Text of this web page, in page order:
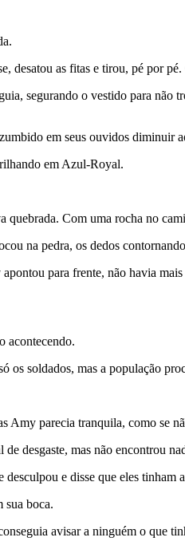
as fitas e tirou, pé por
segurando o vestido para não
em seus ouvidos diminuir
em Azul-Royal.
quebrada. Com uma rocha no
na pedra, os dedos
para frente, não havia
acontecendo.
os soldados, mas a população
parecia tranquila, como se
desgaste, mas não encontrou
e disse que eles tinham
sua boca.
avisar a ninguém o que